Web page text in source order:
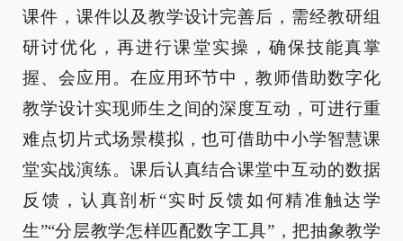
课件，课件以及教学设计完善后，需经教研组
研讨优化，再进行课堂实操，确保技能真掌
握、会应用。在应用环节中，教师借助数字化
教学设计实现师生之间的深度互动，可进行重
难点切片式场景模拟，也可借助中小学智慧课
堂实战演练。课后认真结合课堂中互动的数据
反馈，认真剖析“实时反馈如何精准触达学
生”“分层教学怎样匹配数字工具”，把抽象教学